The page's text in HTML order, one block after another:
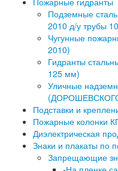
Подземные
2010 д/у трубы
Чугунные
2010)
Гидранты
125 мм)
Уличные
Подставки и
Пожарные колонки
Диэлектрическая
Знаки и плакаты по
Запрещающие